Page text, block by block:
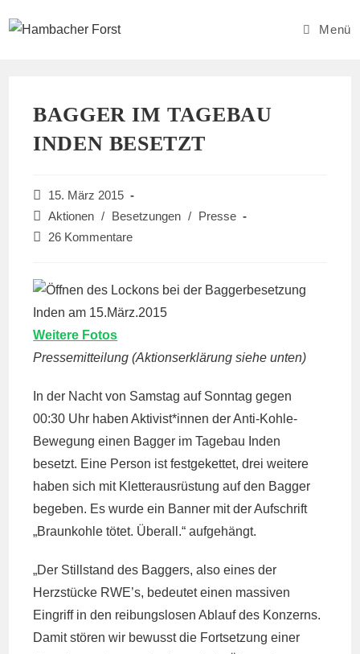
Inhalt
Menü
BAGGER IM TAGEBAU
INDEN BESETZT
Beitrag
veröffentlicht:
15. März 2015
Beitrags-
Kategorie:
Aktionen / Besetzungen /
Presse
Beitrags-
26 Kommentare
Weitere Fotos
Pressemitteilung (Aktionserklärung siehe unten)
In der Nacht von Samstag auf Sonntag gegen
00:30 Uhr haben Aktivist*innen der Anti-Kohle-
Bewegung einen Bagger im Tagebau Inden
besetzt. Eine Person ist festgekettet, drei weitere
haben sich mit Kletterausrüstung auf den Bagger
begeben. Es wurde ein Banner mit der Aufschrift
„Braunkohle tötet. Überall.“ aufgehängt.
„Der Stillstand des Baggers, also eines der
Herzstücke RWE’s, bedeutet einen massiven
Eingriff in den reibungslosen Ablauf des Konzerns.
Damit stören wir bewusst die Fortsetzung einer